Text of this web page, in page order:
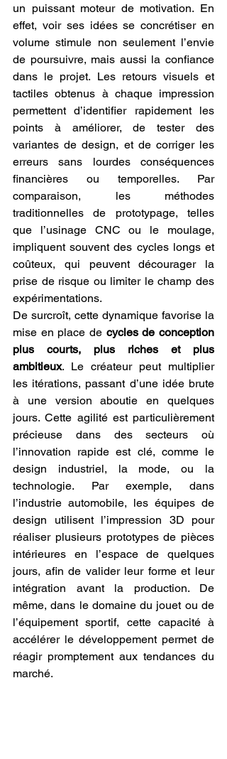
un puissant moteur de motivation. En
effet, voir ses idées se concrétiser en
volume stimule non seulement l’envie
de poursuivre, mais aussi la confiance
dans le projet. Les retours visuels et
tactiles obtenus à chaque impression
permettent d’identifier rapidement les
points à améliorer, de tester des
variantes de design, et de corriger les
erreurs sans lourdes conséquences
financières ou temporelles. Par
comparaison, les méthodes
traditionnelles de prototypage, telles
que l’usinage CNC ou le moulage,
impliquent souvent des cycles longs et
coûteux, qui peuvent décourager la
prise de risque ou limiter le champ des
expérimentations.
De surcroît, cette dynamique favorise la
mise en place de cycles de conception
plus courts, plus riches et plus
ambitieux. Le créateur peut multiplier
les itérations, passant d’une idée brute
à une version aboutie en quelques
jours. Cette agilité est particulièrement
précieuse dans des secteurs où
l’innovation rapide est clé, comme le
design industriel, la mode, ou la
technologie. Par exemple, dans
l’industrie automobile, les équipes de
design utilisent l’impression 3D pour
réaliser plusieurs prototypes de pièces
intérieures en l’espace de quelques
jours, afin de valider leur forme et leur
intégration avant la production. De
même, dans le domaine du jouet ou de
l’équipement sportif, cette capacité à
accélérer le développement permet de
réagir promptement aux tendances du
marché.